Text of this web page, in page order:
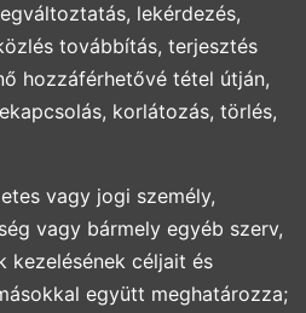
lekérdezés,
továbbítás, terjesztés
hozzáférhetővé tétel útján,
korlátozás, törlés,
vagy jogi személy,
vagy bármely egyéb szerv,
kezelésének céljait és
együtt meghatározza;